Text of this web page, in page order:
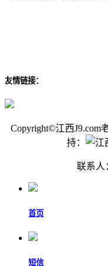
友情链接：
Copyright©江西J9.com
持：
联系
首页
短信